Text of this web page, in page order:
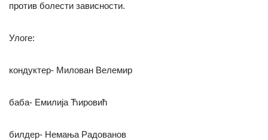
против болести зависности.
Улоге:
кондуктер- Милован Велемир
баба- Емилија Ћировић
билдер- Немања Радованов